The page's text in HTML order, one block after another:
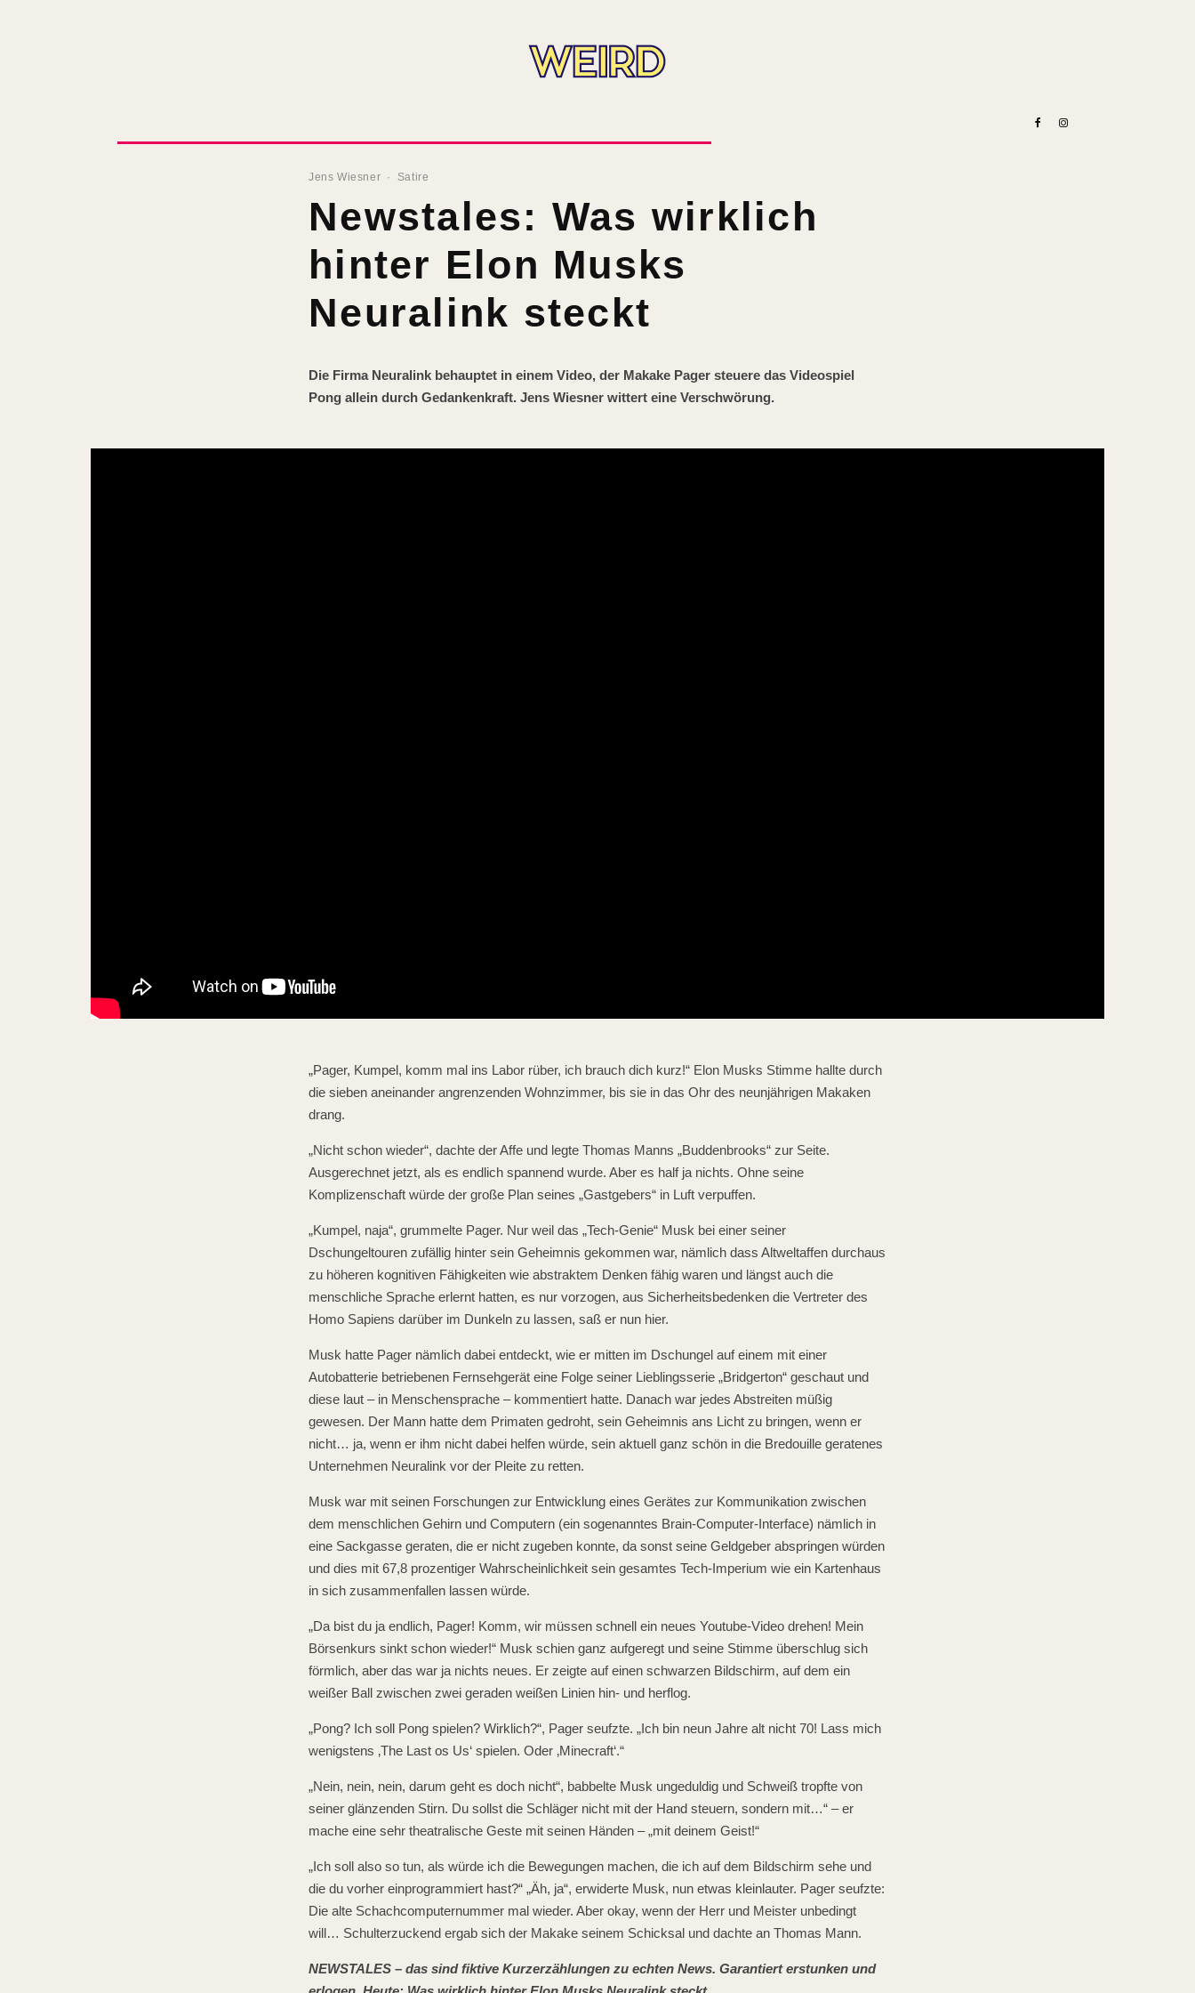
Jens Wiesner · Satire
Newstales: Was wirklich
hinter Elon Musks
Neuralink steckt
Die Firma Neuralink behauptet in einem Video, der Makake Pager steuere das Videospiel
Pong allein durch Gedankenkraft. Jens Wiesner wittert eine Verschwörung.
„Pager, Kumpel, komm mal ins Labor rüber, ich brauch dich kurz!“ Elon Musks Stimme hallte durch
die sieben aneinander angrenzenden Wohnzimmer, bis sie in das Ohr des neunjährigen Makaken
drang.
„Nicht schon wieder“, dachte der Affe und legte Thomas Manns „Buddenbrooks“ zur Seite.
Ausgerechnet jetzt, als es endlich spannend wurde. Aber es half ja nichts. Ohne seine
Komplizenschaft würde der große Plan seines „Gastgebers“ in Luft verpuffen.
„Kumpel, naja“, grummelte Pager. Nur weil das „Tech-Genie“ Musk bei einer seiner
Dschungeltouren zufällig hinter sein Geheimnis gekommen war, nämlich dass Altweltaffen durchaus
zu höheren kognitiven Fähigkeiten wie abstraktem Denken fähig waren und längst auch die
menschliche Sprache erlernt hatten, es nur vorzogen, aus Sicherheitsbedenken die Vertreter des
Homo Sapiens darüber im Dunkeln zu lassen, saß er nun hier.
Musk hatte Pager nämlich dabei entdeckt, wie er mitten im Dschungel auf einem mit einer
Autobatterie betriebenen Fernsehgerät eine Folge seiner Lieblingsserie „Bridgerton“ geschaut und
diese laut – in Menschensprache – kommentiert hatte. Danach war jedes Abstreiten müßig
gewesen. Der Mann hatte dem Primaten gedroht, sein Geheimnis ans Licht zu bringen, wenn er
nicht… ja, wenn er ihm nicht dabei helfen würde, sein aktuell ganz schön in die Bredouille geratenes
Unternehmen Neuralink vor der Pleite zu retten.
Musk war mit seinen Forschungen zur Entwicklung eines Gerätes zur Kommunikation zwischen
dem menschlichen Gehirn und Computern (ein sogenanntes Brain-Computer-Interface) nämlich in
eine Sackgasse geraten, die er nicht zugeben konnte, da sonst seine Geldgeber abspringen würden
und dies mit 67,8 prozentiger Wahrscheinlichkeit sein gesamtes Tech-Imperium wie ein Kartenhaus
in sich zusammenfallen lassen würde.
„Da bist du ja endlich, Pager! Komm, wir müssen schnell ein neues Youtube-Video drehen! Mein
Börsenkurs sinkt schon wieder!“ Musk schien ganz aufgeregt und seine Stimme überschlug sich
förmlich, aber das war ja nichts neues. Er zeigte auf einen schwarzen Bildschirm, auf dem ein
weißer Ball zwischen zwei geraden weißen Linien hin- und herflog.
„Pong? Ich soll Pong spielen? Wirklich?“, Pager seufzte. „Ich bin neun Jahre alt nicht 70! Lass mich
wenigstens ‚The Last os Us‘ spielen. Oder ‚Minecraft‘.“
„Nein, nein, nein, darum geht es doch nicht“, babbelte Musk ungeduldig und Schweiß tropfte von
seiner glänzenden Stirn. Du sollst die Schläger nicht mit der Hand steuern, sondern mit…“ – er
mache eine sehr theatralische Geste mit seinen Händen – „mit deinem Geist!“
„Ich soll also so tun, als würde ich die Bewegungen machen, die ich auf dem Bildschirm sehe und
die du vorher einprogrammiert hast?“ „Äh, ja“, erwiderte Musk, nun etwas kleinlauter. Pager seufzte:
Die alte Schachcomputernummer mal wieder. Aber okay, wenn der Herr und Meister unbedingt
will… Schulterzuckend ergab sich der Makake seinem Schicksal und dachte an Thomas Mann.
NEWSTALES – das sind fiktive Kurzerzählungen zu echten News. Garantiert erstunken und